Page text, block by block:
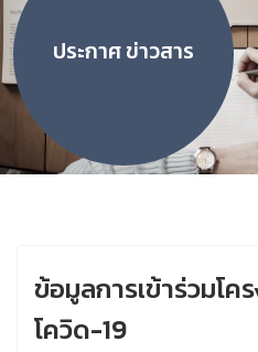
ประกาศ ข่าวสาร
ข้อมูลการเข้าร่วมโค
โควิด-19